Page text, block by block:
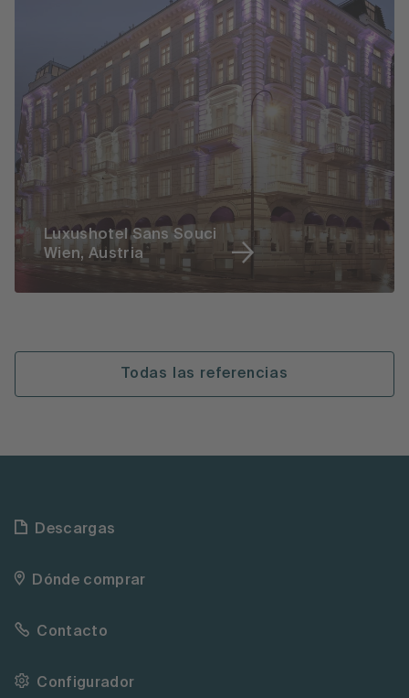
Luxushotel Sans Souci
Wien, Austria
Todas las referencias
Descargas
Dónde comprar
Contacto
Configurador